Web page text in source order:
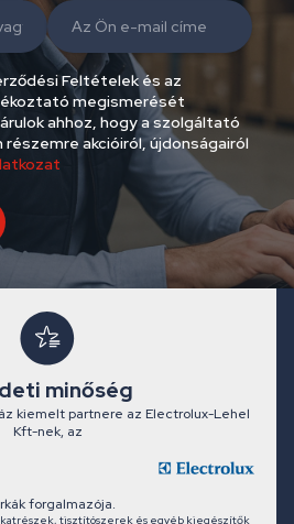
Feltételek és az
megismerését
ahhoz, hogy a szolgáltató
akcióiról, újdonságairól
minőség
kiemelt partnere az Electrolux-Lehel
Kft-nek, az
forgalmazója.
tisztítószerek és egyéb kiegészítők